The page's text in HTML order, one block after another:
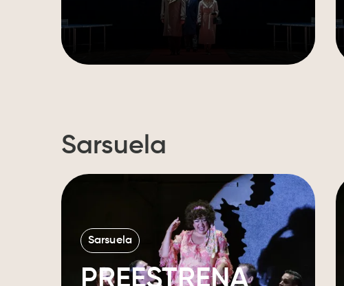
Sarsuela
Sarsuela
PREESTRENA